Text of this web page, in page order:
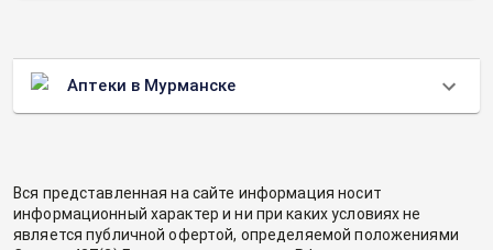
Аптеки в Мурманске
Вся представленная на сайте информация носит
информационный характер и ни при каких условиях не
является публичной офертой, определяемой положениями